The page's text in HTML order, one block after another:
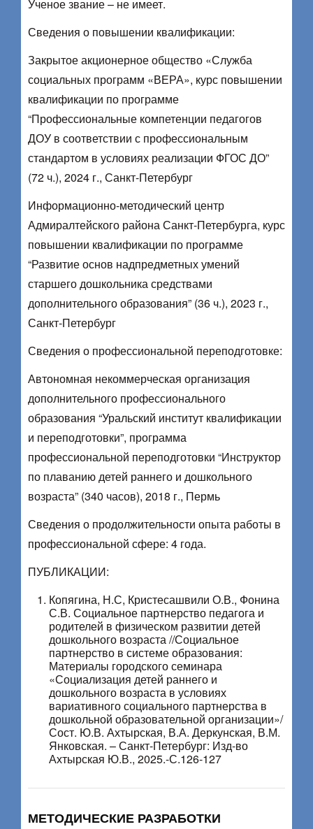
Ученое звание – не имеет.
Сведения о повышении квалификации:
Закрытое акционерное общество «Служба
социальных программ «ВЕРА», курс повышении
квалификации по программе
“Профессиональные компетенции педагогов
ДОУ в соответствии с профессиональным
стандартом в условиях реализации ФГОС ДО”
(72 ч.), 2024 г., Санкт-Петербург
Информационно-методический центр
Адмиралтейского района Санкт-Петербурга, курс
повышении квалификации по программе
“Развитие основ надпредметных умений
старшего дошкольника средствами
дополнительного образования” (36 ч.), 2023 г.,
Санкт-Петербург
Сведения о профессиональной переподготовке:
Автономная некоммерческая организация
дополнительного профессионального
образования “Уральский институт квалификации
и переподготовки”, программа
профессиональной переподготовки “Инструктор
по плаванию детей раннего и дошкольного
возраста” (340 часов), 2018 г., Пермь
Сведения о продолжительности опыта работы в
профессиональной сфере: 4 года.
ПУБЛИКАЦИИ:
Копягина, Н.С, Кристесашвили О.В., Фонина
С.В. Социальное партнерство педагога и
родителей в физическом развитии детей
дошкольного возраста //Социальное
партнерство в системе образования:
Материалы городского семинара
«Социализация детей раннего и
дошкольного возраста в условиях
вариативного социального партнерства в
дошкольной образовательной организации»/
Сост. Ю.В. Ахтырская, В.А. Деркунская, В.М.
Янковская. – Санкт-Петербург: Изд-во
Ахтырская Ю.В., 2025.-С.126-127
МЕТОДИЧЕСКИЕ РАЗРАБОТКИ